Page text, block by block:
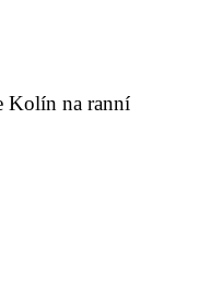
Kolín na ranní